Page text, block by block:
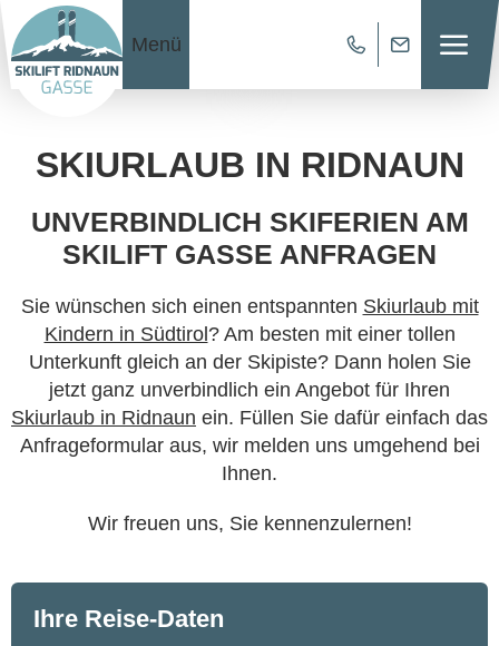
Menü
SKIURLAUB IN RIDNAUN
UNVERBINDLICH SKIFERIEN AM
SKILIFT GASSE ANFRAGEN
Sie wünschen sich einen entspannten Skiurlaub mit
Kindern in Südtirol? Am besten mit einer tollen
Unterkunft gleich an der Skipiste? Dann holen Sie
jetzt ganz unverbindlich ein Angebot für Ihren
Skiurlaub in Ridnaun ein. Füllen Sie dafür einfach das
Anfrageformular aus, wir melden uns umgehend bei
Ihnen.
Wir freuen uns, Sie kennenzulernen!
Ihre Reise-Daten